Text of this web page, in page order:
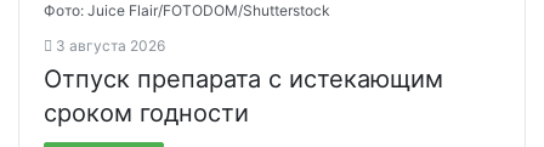
Фото: Juice Flair/FOTODOM/Shutterstoсk
3 августа 2026
Отпуск препарата с истекающим
сроком годности